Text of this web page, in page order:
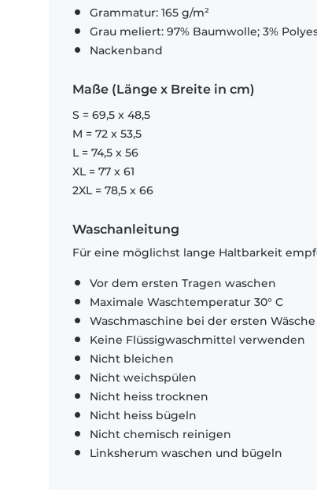
Grammatur: 165 g/m²
Grau meliert: 97% Baumwolle; 3%
Nackenband
Maße (Länge x Breite in cm)
S = 69,5 x 48,5
M = 72 x 53,5
L = 74,5 x 56
XL = 77 x 61
2XL = 78,5 x 66
Waschanleitung
Für eine möglichst lange Haltbarkeit
Vor dem ersten Tragen waschen
Maximale Waschtemperatur 30° C
Waschmaschine bei der ersten
Keine Flüssigwaschmittel verwenden
Nicht bleichen
Nicht weichspülen
Nicht heiss trocknen
Nicht heiss bügeln
Nicht chemisch reinigen
Linksherum waschen und bügeln